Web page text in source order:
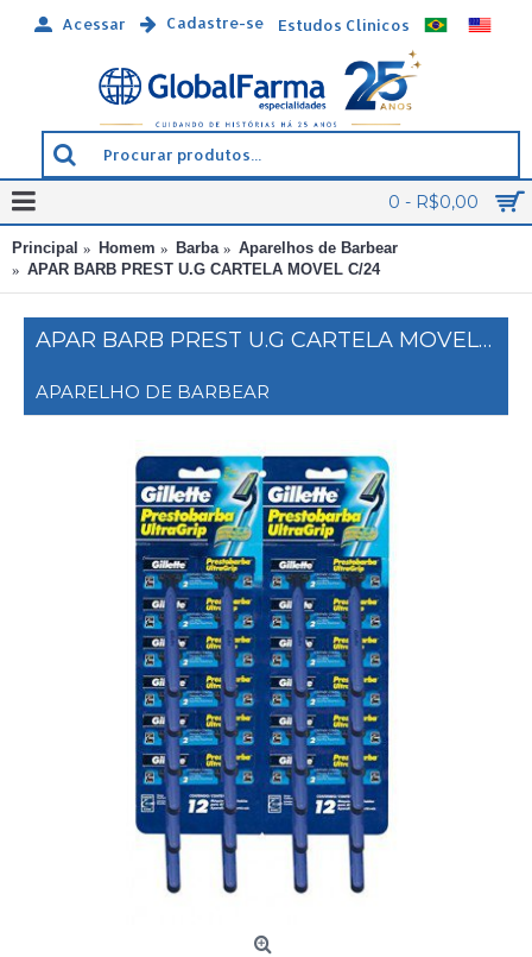
Acessar Cadastre-se Estudos Clínicos
0 - R$0,00
Principal Homem Barba
Aparelhos de Barbear
APAR BARB PREST U.G CARTELA MOVEL C/24
APAR BARB PREST U.G CARTELA MOVEL C/24
APARELHO DE BARBEAR